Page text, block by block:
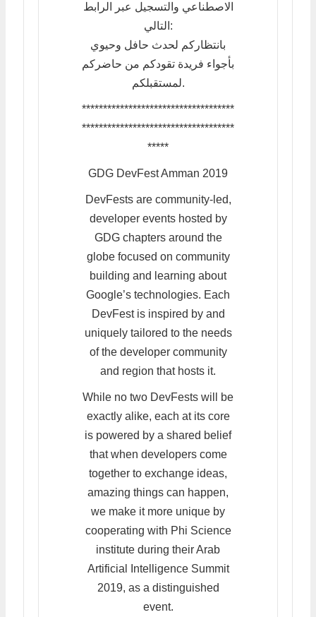
الاصطناعي والتسجيل عبر الرابط
التالي:
بانتظاركم لحدث حافل وحيوي
بأجواء فريدة تقودكم من حاضركم
لمستقبلكم.
************************************
************************************
*****
GDG DevFest Amman 2019
DevFests are community-led,
developer events hosted by
GDG chapters around the
globe focused on community
building and learning about
Google’s technologies. Each
DevFest is inspired by and
uniquely tailored to the needs
of the developer community
and region that hosts it.
While no two DevFests will be
exactly alike, each at its core
is powered by a shared belief
that when developers come
together to exchange ideas,
amazing things can happen,
we make it more unique by
cooperating with Phi Science
institute during their Arab
Artificial Intelligence Summit
2019, as a distinguished
event.